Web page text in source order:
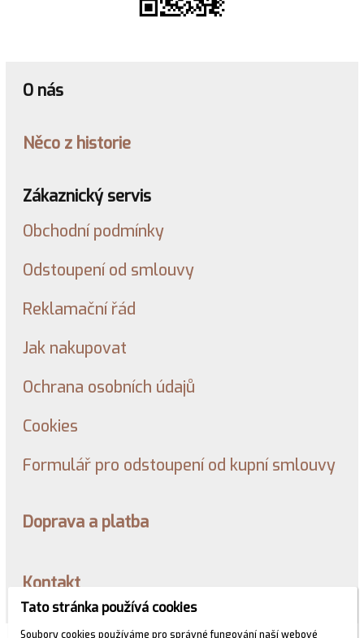
O nás
Něco z historie
Zákaznický servis
Obchodní podmínky
Odstoupení od smlouvy
Reklamační řád
Jak nakupovat
Ochrana osobních údajů
Cookies
Formulář pro odstoupení od kupní smlouvy
Doprava a platba
Kontakt
Tato stránka používá cookies
Soubory cookies používáme pro správné fungování naší webové